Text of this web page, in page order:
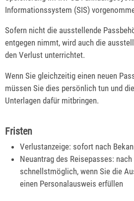
Informationssystem (SIS)
Sofern nicht die ausstellende
entgegen nimmt, wird auch die
den Verlust unterrichtet.
Wenn Sie gleichzeitig einen neuen
müssen Sie dies persönlich tun und
Unterlagen dafür mitbringen.
Fristen
Verlustanzeige: sofort nach
Neuantrag des Reisepasses:
schnellstmöglich, wenn Sie die
einen Personalausweis erfüllen